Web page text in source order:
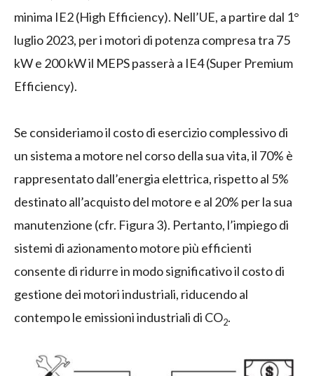
minima IE2 (High Efficiency). Nell’UE, a partire dal 1°
luglio 2023, per i motori di potenza compresa tra 75
kW e 200 kW il MEPS passerà a IE4 (Super Premium
Efficiency).
Se consideriamo il costo di esercizio complessivo di
un sistema a motore nel corso della sua vita, il 70% è
rappresentato dall’energia elettrica, rispetto al 5%
destinato all’acquisto del motore e al 20% per la sua
manutenzione (cfr. Figura 3). Pertanto, l’impiego di
sistemi di azionamento motore più efficienti
consente di ridurre in modo significativo il costo di
gestione dei motori industriali, riducendo al
contempo le emissioni industriali di CO2.